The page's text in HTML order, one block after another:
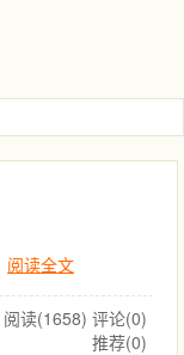
阅读全文
阅读(1658) 评论(0)
推荐(0)